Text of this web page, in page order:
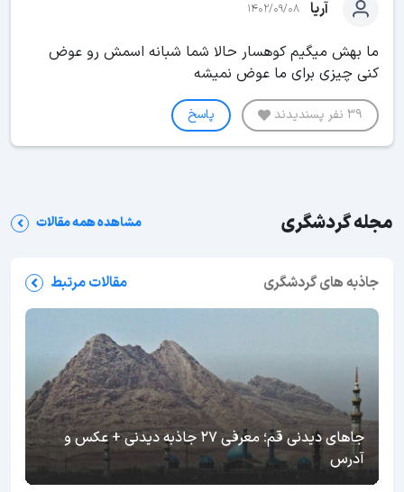
آریا 1402/09/08
ما بهش میگیم کوهسار حالا شما شبانه اسمش رو عوض
کنی چیزی برای ما عوض نمیشه
39 نفر پسندیدند پاسخ
مجله گردشگری مشاهده همه مقالات
جاذبه های گردشگری مقالات مرتبط
جاهای دیدنی قم؛ معرفی 27 جاذبه دیدنی + عکس و
آدرس